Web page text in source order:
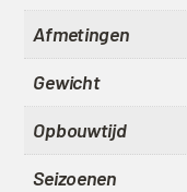
Afmetingen
Gewicht
Opbouwtijd
Seizoenen